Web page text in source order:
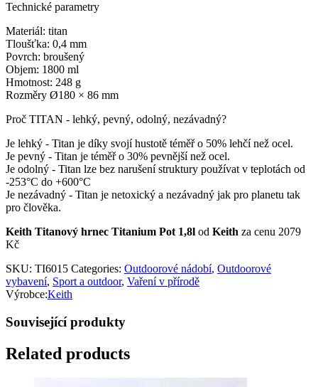
Technické parametry
Materiál: titan
Tloušťka: 0,4 mm
Povrch: broušený
Objem: 1800 ml
Hmotnost: 248 g
Rozměry Ø180 × 86 mm
Proč TITAN - lehký, pevný, odolný, nezávadný?
Je lehký - Titan je díky svojí hustotě téměř o 50% lehčí než ocel.
Je pevný - Titan je téměř o 30% pevnější než ocel.
Je odolný - Titan lze bez narušení struktury používat v teplotách od
-253°C do +600°C
Je nezávadný - Titan je netoxický a nezávadný jak pro planetu tak
pro člověka.
Keith Titanový hrnec Titanium Pot 1,8l od Keith za cenu 2079
Kč
SKU: TI6015 Categories: Outdoorové nádobí, Outdoorové
vybavení, Sport a outdoor, Vaření v přírodě
Výrobce:Keith
Související produkty
Related products